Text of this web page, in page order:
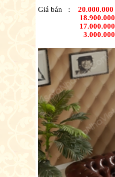
Giá bán : 20.000.000
18.900.000
17.000.000
3.000.000